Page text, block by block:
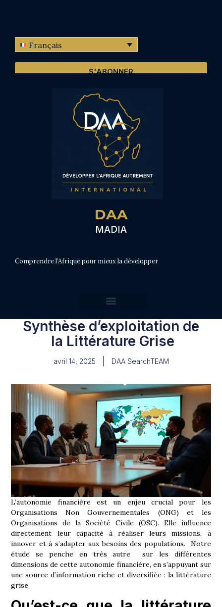
Français
S'ABONNER
DAA
MADIA
Comprendre l’Afrique pour mieux la développer
Synthèse d’exploitation de
la Littérature Grise
avril 14, 2025 DAA SearchTEAM
L’autonomie financière est un enjeu crucial pour les
Organisations Non Gouvernementales (ONG) et les
Organisations de la Société Civile (OSC). Elle influence
directement leur capacité à réaliser leurs missions, à
innover et à s’adapter aux besoins des populations. Notre
étude se penche en très autre sur les différentes
dimensions de cette autonomie financière, en s’appuyant sur
une source d’information riche et diversifiée : la littérature
grise.